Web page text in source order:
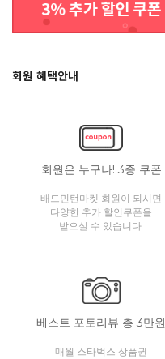
회원 혜택안내
회원은 누구나! 3종 쿠폰
배드민턴마켓 회원이 되시면
다양한 추가 할인쿠폰을
받으실 수 있습니다.
베스트 포토리뷰 총 3만원
매월 스타벅스 상품권